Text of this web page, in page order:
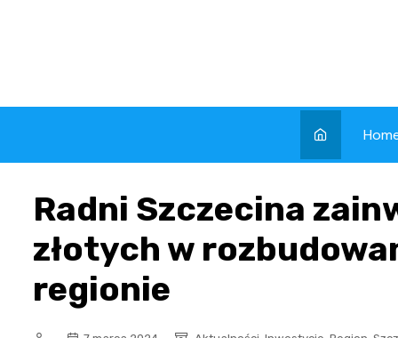
Radni Szczecina
złotych w
regionie